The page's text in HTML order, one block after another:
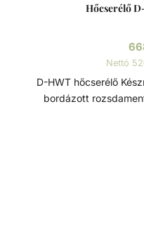
Hőcserélő
Nettó
D-HWT hőcserélő Készre szerelt,kompakt PP házas,
bordázott